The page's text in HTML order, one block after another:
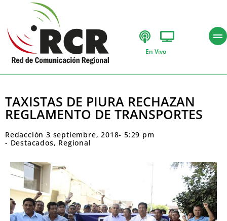
En Vivo
TAXISTAS DE PIURA RECHAZAN
REGLAMENTO DE TRANSPORTES
Redacción 3 septiembre, 2018- 5:29 pm
- Destacados, Regional